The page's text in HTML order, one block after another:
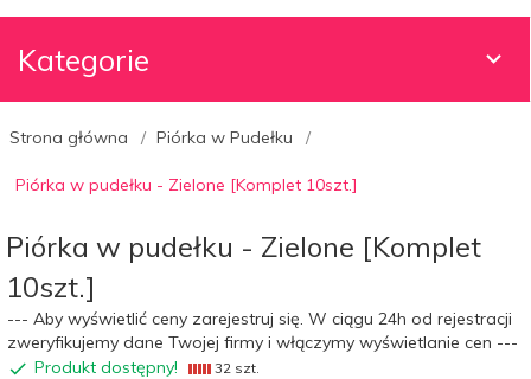
Kategorie
Strona główna Piórka w Pudełku
Piórka w pudełku - Zielone [Komplet 10szt.]
Piórka w pudełku - Zielone [Komplet
10szt.]
--- Aby wyświetlić ceny zarejestruj się. W ciągu 24h od rejestracji
zweryfikujemy dane Twojej firmy i włączymy wyświetlanie cen ---
Produkt dostępny!
32 szt.